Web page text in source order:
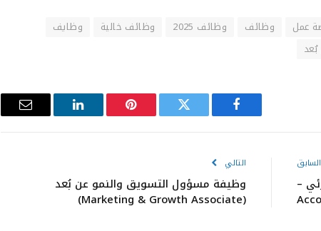
عمل وظائف وظائف 2025 وظائف خالية
وظايف
فيسبوك تويتر بينتيريستلينكدإن
البريد
السابق
–
التالي
وظيفة مسؤول التسويق والنمو عن بُعد
(Marketing & Growth Associate)